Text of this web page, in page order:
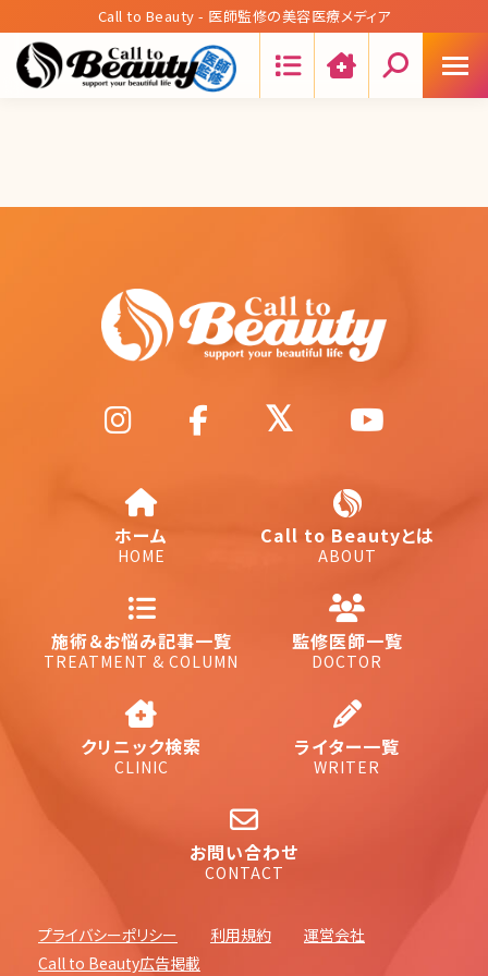
Call to Beauty - 医師監修の美容医療メディア
ホーム
HOME
Call to Beautyとは
ABOUT
施術＆お悩み記事一覧
TREATMENT & COLUMN
監修医師一覧
DOCTOR
クリニック検索
CLINIC
ライター一覧
WRITER
お問い合わせ
CONTACT
プライバシーポリシー 利用規約
運営会社
Call to Beauty広告掲載